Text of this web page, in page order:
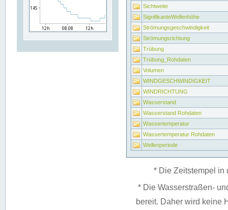
Sichtweite
SignifikanteWellenhöhe
Strömungsgeschwindigkeit
Strömungsrichtung
Trübung
Trübung_Rohdaten
Volumen
WINDGESCHWINDIGKEIT
WINDRICHTUNG
Wasserstand
Wasserstand Rohdaten
Wassertemperatur
Wassertemperatur Rohdaten
Wellenperiode
* Die Zeitstempel in
* Die Wasserstraßen-
bereit. Daher wird keine